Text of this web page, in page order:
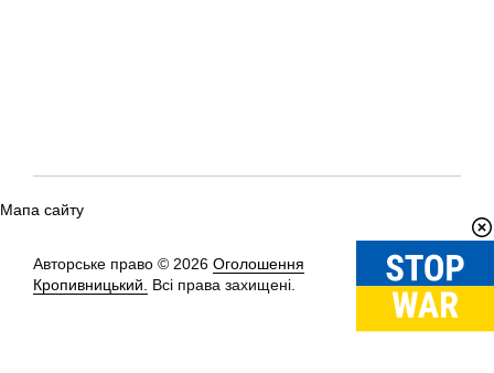
Мапа сайту
Авторське право © 2026 Оголошення
Кропивницький.
Всі права захищені.
Вгору↑